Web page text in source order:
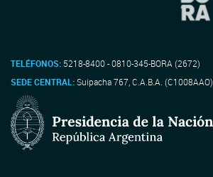
TELÉFONOS: 5218-8400 - 0810-345-BORA (2672)
SEDE CENTRAL:Suipacha 767, C.A.B.A. (C1008AAO)